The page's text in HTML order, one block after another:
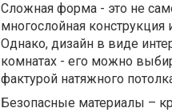
Сложная форма - это не
многослойная
Однако, дизайн в виде
комнатах - его можно
фактурой натяжного
Безопасные материалы –